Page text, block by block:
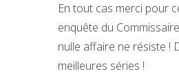
En tout cas merci pour
enquête du
nulle affaire ne résiste !
meilleures séries !